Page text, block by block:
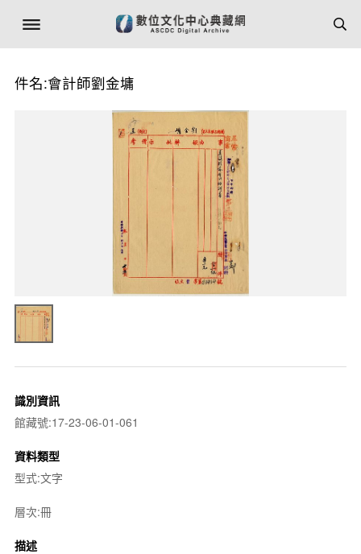
件名:會計師劉金墉
識別資訊
館藏號:17-23-06-01-061
資料類型
型式:文字
層次:冊
描述